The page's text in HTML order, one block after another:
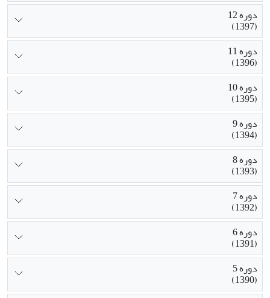
دوره 12
(1397)
دوره 11
(1396)
دوره 10
(1395)
دوره 9
(1394)
دوره 8
(1393)
دوره 7
(1392)
دوره 6
(1391)
دوره 5
(1390)